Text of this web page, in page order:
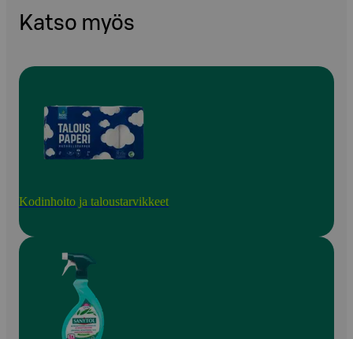
Katso myös
Kodinhoito ja taloustarvikkeet